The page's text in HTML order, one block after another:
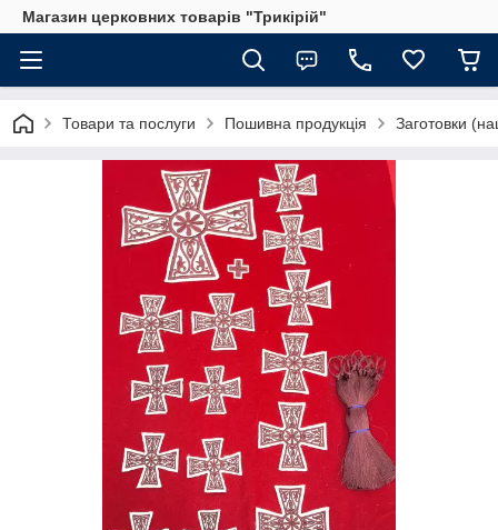
Магазин церковних товарів "Трикірій"
Товари та послуги Пошивна продукція Заготовки